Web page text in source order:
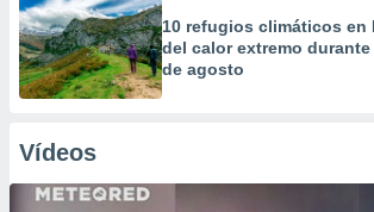
10 refugios climáticos en
del calor extremo
de agosto
Vídeos